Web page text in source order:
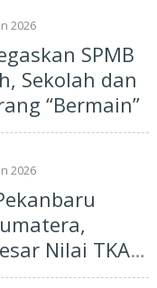
2026
SPMB
Sekolah dan
“Bermain”
2026
Nilai TKA